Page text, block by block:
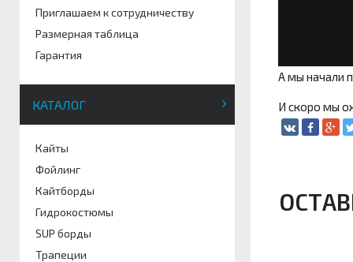
Приглашаем к сотрудничеству
Размерная таблица
Гарантия
КАТАЛОГ
Кайты
Фойлинг
Кайтборды
Гидрокостюмы
SUP борды
Трапеции
А мы начали
И скоро мы